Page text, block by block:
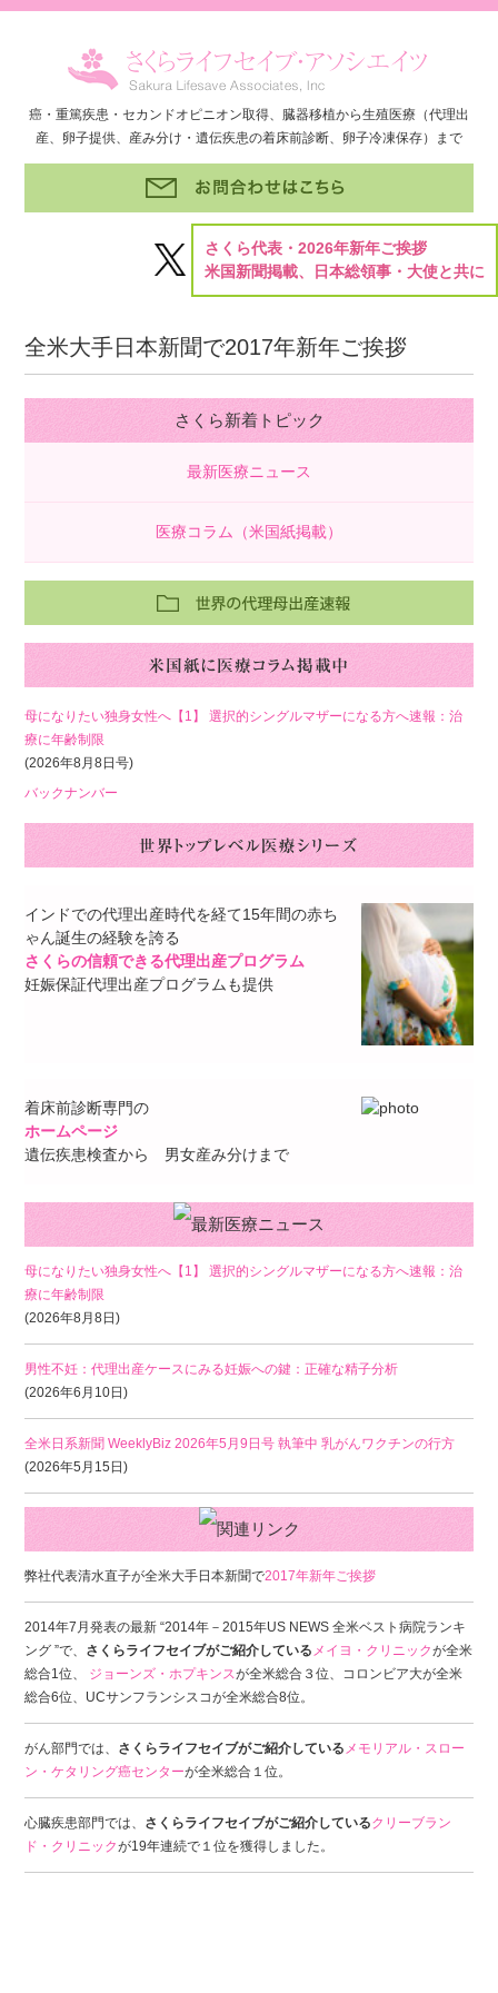
癌・重篤疾患・セカンドオピニオン取得、臓器移植から生殖医療（代理出
産、卵子提供、産み分け・遺伝疾患の着床前診断、卵子冷凍保存）まで
さくら代表・2026年新年ご挨拶
米国新聞掲載、日本総領事・大使と共に
全米大手日本新聞で2017年新年ご挨拶
さくら新着トピック
最新医療ニュース
医療コラム（米国紙掲載）
母になりたい独身女性へ【1】 選択的シングルマザーになる方へ速報：治
療に年齢制限
(2026年8月8日号)
バックナンバー
インドでの代理出産時代を経て15年間の赤ち
ゃん誕生の経験を誇る
さくらの信頼できる代理出産プログラム
妊娠保証代理出産プログラムも提供
着床前診断専門の
ホームページ
遺伝疾患検査から 男女産み分けまで
母になりたい独身女性へ【1】 選択的シングルマザーになる方へ速報：治
療に年齢制限
(2026年8月8日)
男性不妊：代理出産ケースにみる妊娠への鍵：正確な精子分析
(2026年6月10日)
全米日系新聞 WeeklyBiz 2026年5月9日号 執筆中 乳がんワクチンの行方
(2026年5月15日)
弊社代表清水直子が全米大手日本新聞で2017年新年ご挨拶
2014年7月発表の最新 “2014年－2015年US NEWS 全米ベスト病院ランキ
ング ”で、 さくらライフセイブがご紹介している メイヨ・クリニックが全米
総合1位、 ジョーンズ・ホプキンスが全米総合３位、コロンビア大が全米
総合6位、UCサンフランシスコが全米総合8位。
がん部門では、 さくらライフセイブがご紹介している メモリアル・スロー
ン・ケタリング癌センターが全米総合１位。
心臓疾患部門では、 さくらライフセイブがご紹介しているクリーブラン
ド・クリニックが19年連続で１位を獲得しました。